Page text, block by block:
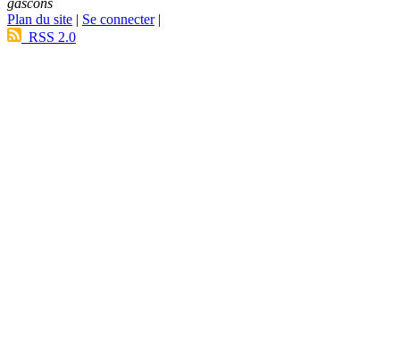
Plan du site | Se connecter|
RSS 2.0